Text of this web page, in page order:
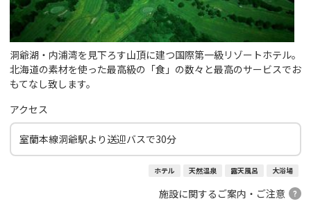
洞爺湖・内浦湾を見下ろす山頂に建つ国際第一級リゾートホテル。
北海道の素材を使った最高級の「食」の数々と最高のサービスでお
もてなし致します。
アクセス
室蘭本線洞爺駅より送迎バスで30分
ホテル 天然温泉 露天風呂 大浴場
施設に関するご案内・ご注意